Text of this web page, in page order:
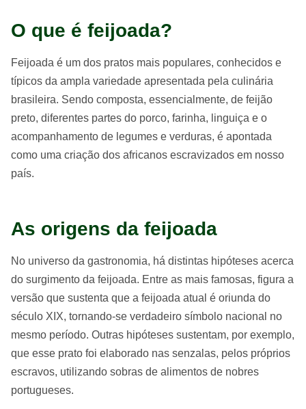
O que é feijoada?
Feijoada é um dos pratos mais populares, conhecidos e
típicos da ampla variedade apresentada pela culinária
brasileira. Sendo composta, essencialmente, de feijão
preto, diferentes partes do porco, farinha, linguiça e o
acompanhamento de legumes e verduras, é apontada
como uma criação dos africanos escravizados em nosso
país.
As origens da feijoada
No universo da gastronomia, há distintas hipóteses acerca
do surgimento da feijoada. Entre as mais famosas, figura a
versão que sustenta que a feijoada atual é oriunda do
século XIX, tornando-se verdadeiro símbolo nacional no
mesmo período. Outras hipóteses sustentam, por exemplo,
que esse prato foi elaborado nas senzalas, pelos próprios
escravos, utilizando sobras de alimentos de nobres
portugueses.